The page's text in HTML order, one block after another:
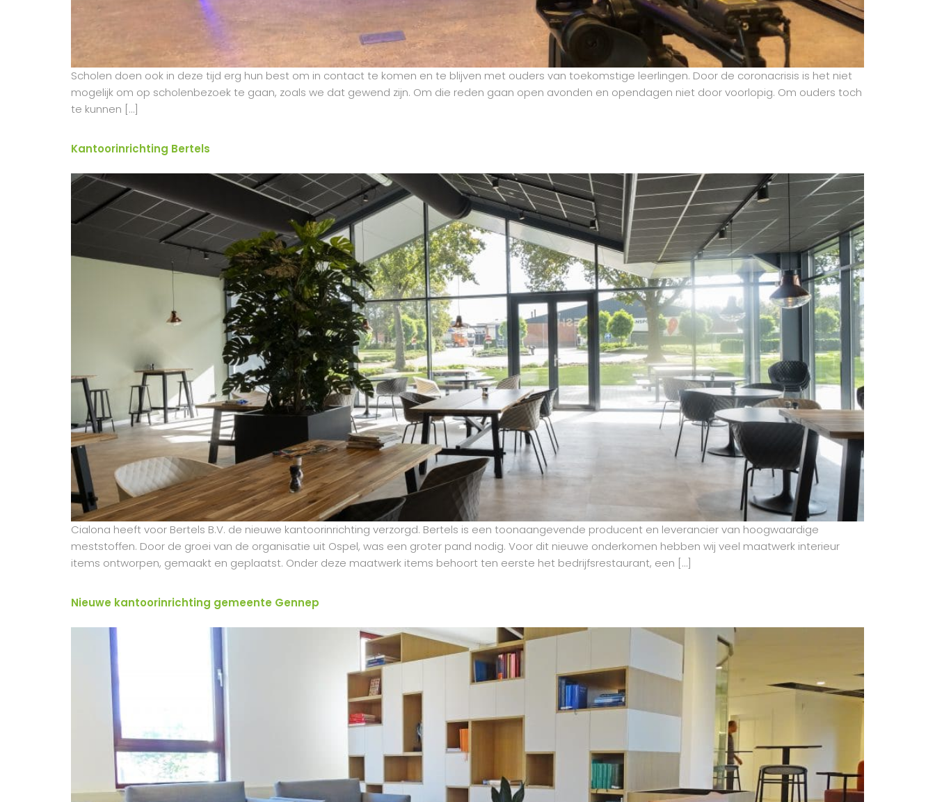
Scholen doen ook in deze tijd erg hun best om in contact te komen en te blijven met ouders van toekomstige leerlingen. Door de coronacrisis is het niet
mogelijk om op scholenbezoek te gaan, zoals we dat gewend zijn. Om die reden gaan open avonden en opendagen niet door voorlopig. Om ouders toch
te kunnen […]
Kantoorinrichting Bertels
Cialona heeft voor Bertels B.V. de nieuwe kantoorinrichting verzorgd. Bertels is een toonaangevende producent en leverancier van hoogwaardige
meststoffen. Door de groei van de organisatie uit Ospel, was een groter pand nodig. Voor dit nieuwe onderkomen hebben wij veel maatwerk interieur
items ontworpen, gemaakt en geplaatst. Onder deze maatwerk items behoort ten eerste het bedrijfsrestaurant, een […]
Nieuwe kantoorinrichting gemeente Gennep